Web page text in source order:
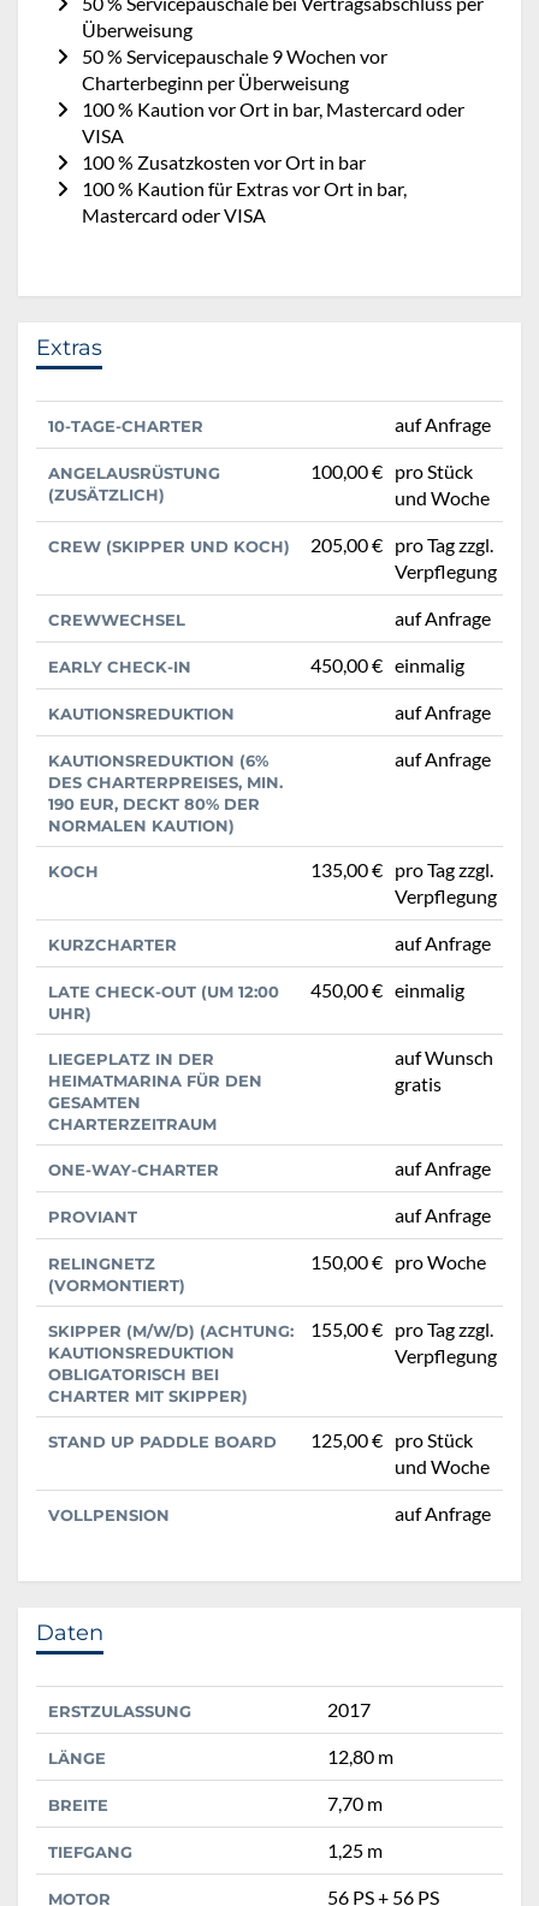
Überweisung
50 % Servicepauschale 9 Wochen vor
Charterbeginn per Überweisung
100 % Kaution vor Ort in bar, Mastercard oder
VISA
100 % Zusatzkosten vor Ort in bar
100 % Kaution für Extras vor Ort in bar,
Mastercard oder VISA
Extras
10-TAGE-CHARTER auf Anfrage
ANGELAUSRÜSTUNG
(ZUSÄTZLICH)
100,00 € pro Stück
und Woche
CREW (SKIPPER UND KOCH) 205,00 € pro Tag zzgl.
Verpflegung
CREWWECHSEL auf Anfrage
EARLY CHECK-IN 450,00 € einmalig
KAUTIONSREDUKTION auf Anfrage
KAUTIONSREDUKTION (6%
DES CHARTERPREISES, MIN.
190 EUR, DECKT 80% DER
NORMALEN KAUTION)
auf Anfrage
KOCH 135,00 € pro Tag zzgl.
Verpflegung
KURZCHARTER auf Anfrage
LATE CHECK-OUT (UM 12:00
UHR)
450,00 € einmalig
LIEGEPLATZ IN DER
HEIMATMARINA FÜR DEN
GESAMTEN
CHARTERZEITRAUM
auf Wunsch
gratis
ONE-WAY-CHARTER auf Anfrage
PROVIANT auf Anfrage
RELINGNETZ
(VORMONTIERT)
150,00 € pro Woche
SKIPPER (M/W/D) (ACHTUNG:
KAUTIONSREDUKTION
OBLIGATORISCH BEI
CHARTER MIT SKIPPER)
155,00 € pro Tag zzgl.
Verpflegung
STAND UP PADDLE BOARD 125,00 € pro Stück
und Woche
VOLLPENSION auf Anfrage
Daten
ERSTZULASSUNG 2017
LÄNGE 12,80 m
BREITE 7,70 m
TIEFGANG 1,25 m
MOTOR 56 PS + 56 PS